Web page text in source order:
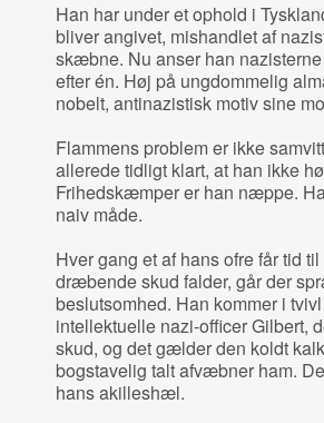
Han har under et ophold i
bliver angivet, mishandlet af
skæbne. Nu anser han
efter én. Høj på ungdommelig
nobelt, antinazistisk motiv sine
Flammens problem er ikke
allerede tidligt klart, at han ikke
Frihedskæmper er han næppe.
naiv måde.
Hver gang et af hans ofre får tid
dræbende skud falder, går der
beslutsomhed. Han kommer i
intellektuelle nazi-officer Gilbert,
skud, og det gælder den koldt
bogstavelig talt afvæbner ham.
hans akilleshæl.